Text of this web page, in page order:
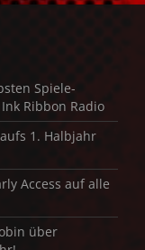
Spiele-
Ribbon Radio
1. Halbjahr
Access auf alle
über